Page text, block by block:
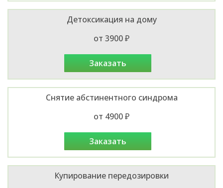
Детоксикация на дому
от 3900 ₽
заказать
Снятие абстинентного синдрома
от 4900 ₽
заказать
Купирование передозировки